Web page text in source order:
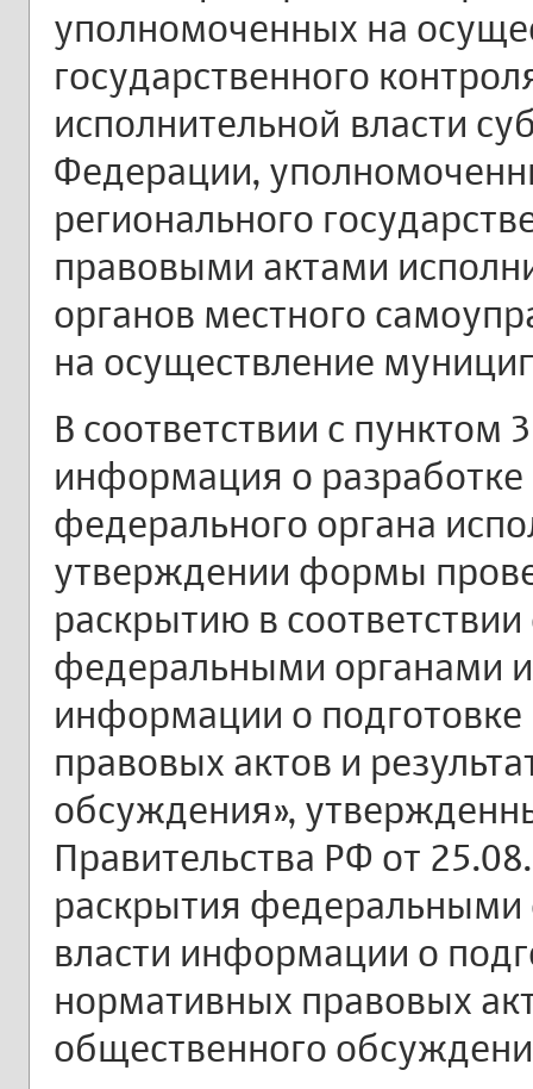
уполномоченных на
государственного
исполнительной власти
Федерации,
регионального
правовыми актами
органов местного
на осуществление
В соответствии с пунктом
информация о разработке
федерального органа
утверждении формы
раскрытию в
федеральными органами
информации о
правовых актов и
обсуждения»,
Правительства РФ от
раскрытия федеральными
власти информации о
нормативных правовых
общественного